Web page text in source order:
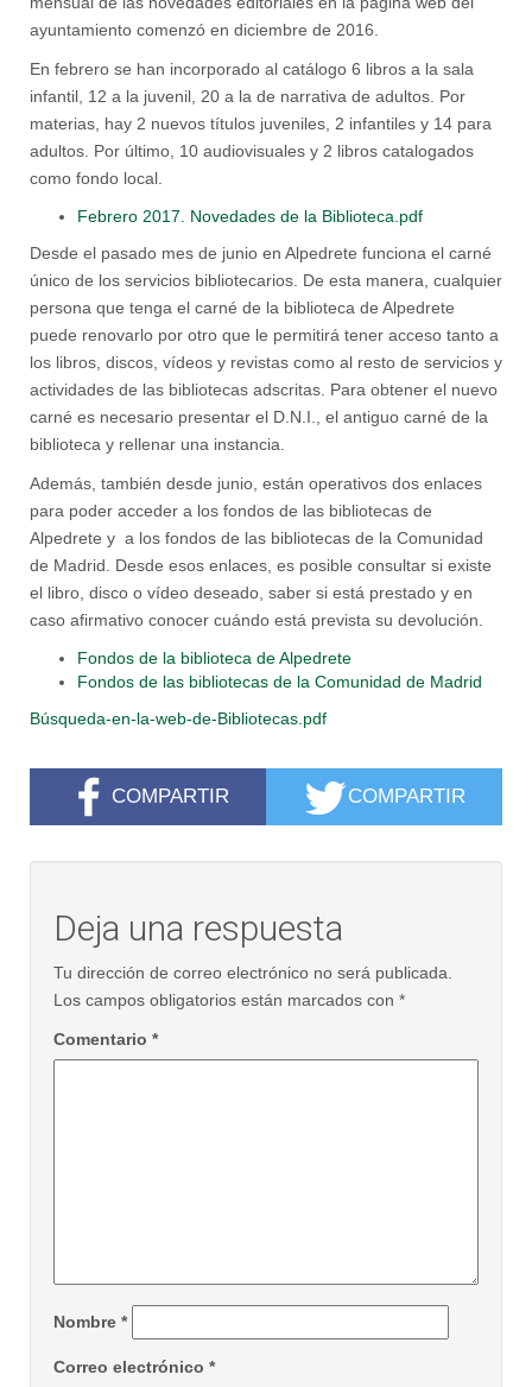
ayuntamiento comenzó en diciembre de 2016.
En febrero se han incorporado al catálogo 6 libros a la sala
infantil, 12 a la juvenil, 20 a la de narrativa de adultos. Por
materias, hay 2 nuevos títulos juveniles, 2 infantiles y 14 para
adultos. Por último, 10 audiovisuales y 2 libros catalogados
como fondo local.
Febrero 2017. Novedades de la Biblioteca.pdf
Desde el pasado mes de junio en Alpedrete funciona el carné
único de los servicios bibliotecarios. De esta manera, cualquier
persona que tenga el carné de la biblioteca de Alpedrete
puede renovarlo por otro que le permitirá tener acceso tanto a
los libros, discos, vídeos y revistas como al resto de servicios y
actividades de las bibliotecas adscritas. Para obtener el nuevo
carné es necesario presentar el D.N.I., el antiguo carné de la
biblioteca y rellenar una instancia.
Además, también desde junio, están operativos dos enlaces
para poder acceder a los fondos de las bibliotecas de
Alpedrete y a los fondos de las bibliotecas de la Comunidad
de Madrid. Desde esos enlaces, es posible consultar si existe
el libro, disco o vídeo deseado, saber si está prestado y en
caso afirmativo conocer cuándo está prevista su devolución.
Fondos de la biblioteca de Alpedrete
Fondos de las bibliotecas de la Comunidad de Madrid
Búsqueda-en-la-web-de-Bibliotecas.pdf
COMPARTIR COMPARTIR
Deja una respuesta
Tu dirección de correo electrónico no será publicada.
Los campos obligatorios están marcados con *
Comentario *
Nombre *
Correo electrónico *